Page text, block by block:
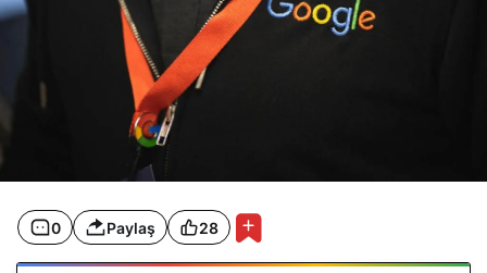
0 Paylaş 28